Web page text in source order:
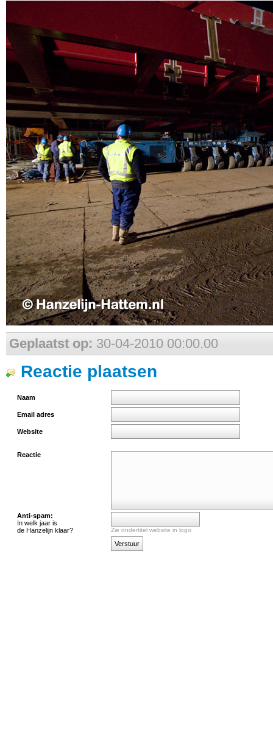
Geplaatst op: 30-04-2010 00:00.00
Reactie plaatsen
Naam
Email adres
Website
Reactie
Anti-spam:
In welk jaar is
de Hanzelijn klaar?
Zie ondertitel website in logo